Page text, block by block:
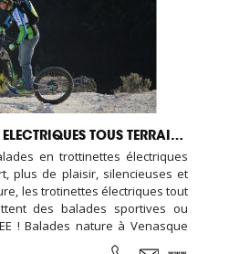
TROTRX TROTINETTES ELECTRIQUES TOUS TERRAINS
en trottinettes électriques
plus de plaisir, silencieuses et
les trotinettes électriques tout
des balades sportives ou
! Balades nature à Venasque
de trottinette électrique E-